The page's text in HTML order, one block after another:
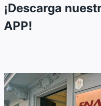
¡Descarga
APP!